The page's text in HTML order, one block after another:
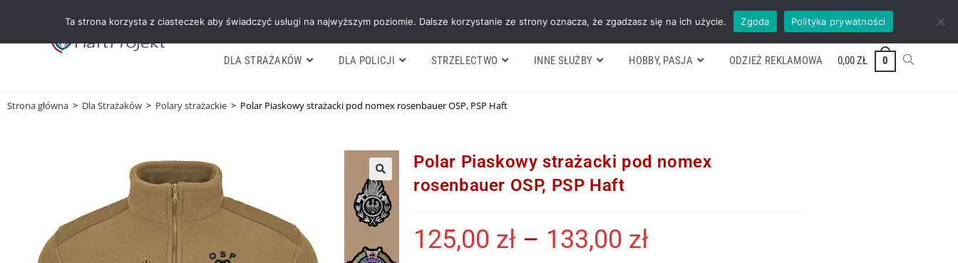
Formularz wyceny Kontakt ZADZWOŃ TEL. 600 352 938
DLA STRAŻAKÓW DLA POLICJI STRZELECTWO INNE SŁUŻBY HOBBY, PASJA ODZIEŻ REKLAMOWA 0,00ZŁ 0
Strona główna > Dla Strażaków > Polary strażackie > Polar Piaskowy strażacki pod nomex rosenbauer OSP, PSP Haft
Polar Piaskowy strażacki pod nomex
rosenbauer OSP, PSP Haft
125,00 zł – 133,00 zł
Ta strona korzysta z ciasteczek aby świadczyć usługi na najwyższym poziomie. Dalsze korzystanie ze strony oznacza, że zgadzasz się na ich użycie. Zgoda Polityka prywatności